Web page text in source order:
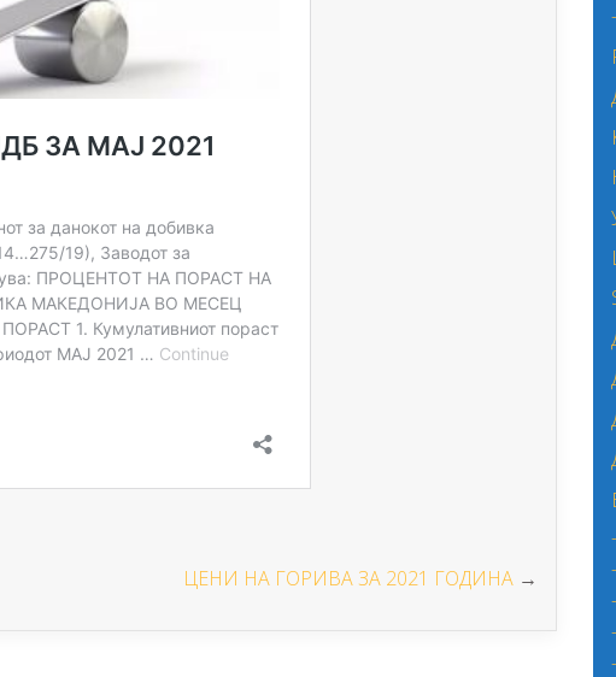
ЦЕНИ НА ГОРИВА ЗА 2021 ГОДИНА →